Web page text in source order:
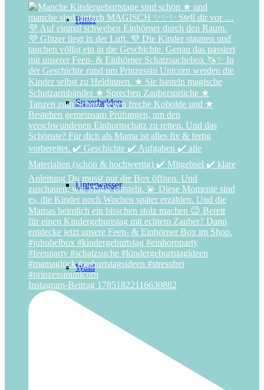
Ritter
Superhelden
Unterwasser
Wald
Instagram-Beitrag 17851822116630882